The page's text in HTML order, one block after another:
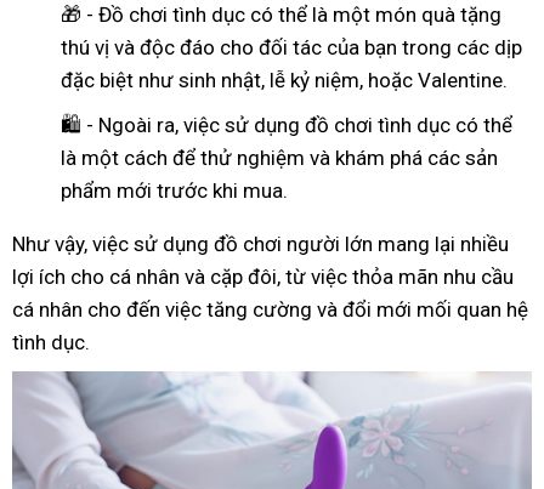
🎁 - Đồ chơi tình dục có thể là một món quà tặng
thú vị và độc đáo cho đối tác của bạn trong các dịp
đặc biệt như sinh nhật, lễ kỷ niệm, hoặc Valentine.
🛍️ - Ngoài ra, việc sử dụng đồ chơi tình dục có thể
là một cách để thử nghiệm và khám phá các sản
phẩm mới trước khi mua.
Như vậy, việc sử dụng đồ chơi người lớn mang lại nhiều
lợi ích cho cá nhân và cặp đôi, từ việc thỏa mãn nhu cầu
cá nhân cho đến việc tăng cường và đổi mới mối quan hệ
tình dục.